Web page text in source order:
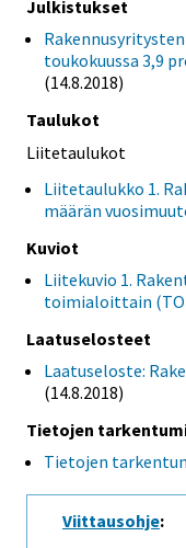
Julkistukset
toukokuussa 3,9
(14.8.2018)
Taulukot
Liitetaulukot
Liitetaulukko 1.
määrän
Kuviot
Liitekuvio 1.
toimialoittain
Laatuselosteet
Laatuseloste:
(14.8.2018)
Tietojen
Tietojen
Viittausohje: